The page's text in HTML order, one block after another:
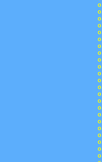
o
o
o
o
o
o
o
o
o
o
o
o
o
o
o
o
o
o
o
o
o
o
o